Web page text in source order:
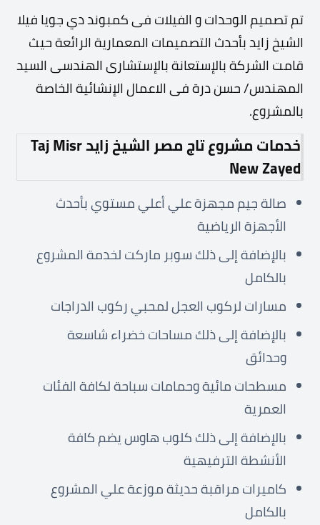
تم تصميم الوحدات و الفيلات فى كمبوند دي جويا فيلا
الشيخ زايد بأحدث التصميمات المعمارية الرائعة حيث
قامت الشركة بالإستعانة بالإستشارى الهندسى السيد
المهندس/ حسن درة فى الاعمال الإنشائية الخاصة
بالمشروع.
خدمات مشروع تاج مصر الشيخ زايد Taj Misr
New Zayed
صالة جيم مجهزة علي أعلي مستوي بأحدث
الأجهزة الرياضية
بالإضافة إلى ذلك سوبر ماركت لخدمة المشروع
بالكامل
مسارات لركوب العجل لمحبي ركوب الدراجات
بالإضافة إلى ذلك مساحات خضراء شاسعة
وحدائق
مسطحات مائية وحمامات سباحة لكافة الفئات
العمرية
بالإضافة إلى ذلك كلوب هاوس يضم كافة
الأنشطة الترفيهية
كاميرات مراقبة حديثة موزعة علي المشروع
بالكامل